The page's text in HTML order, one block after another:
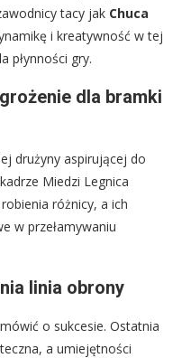
tacy jak Chuca
i kreatywność w tej
płynności gry.
dla bramki
drużyny aspirującej do
Miedzi Legnica
różnicy, a ich
w przełamywaniu
linia obrony
o sukcesie. Ostatnia
a umiejętności